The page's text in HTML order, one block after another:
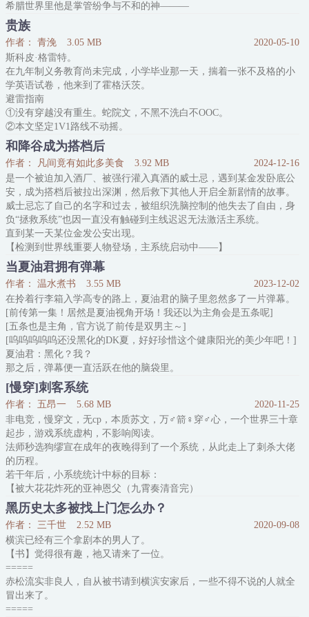
希腊世界里他是掌管纷争与不和的神———
所有的修罗场皆因他而起。
众神都想得到他，有他在的地方就有争夺。
综漫世界里他是邪气魔性的川上富江———
明面上是冰帝的校医，实际上却是酒厂的真正boss。
……
传说他始乱终弃了港黑的首领，转身又在众目睽睽之下吻了港黑的帽
子架。
……
传说他的异能力是
贵族
作者： 青浼 3.05 MB
2020-05-10
斯科皮·格雷特。
在九年制义务教育尚未完成，小学毕业那一天，揣着一张不及格的小
学英语试卷，他来到了霍格沃茨。
避雷指南
①没有穿越没有重生。蛇院文，不黑不洗白不OOC。
②本文坚定1V1路线不动摇。
③CP为DM/SG（Draco·Malfoy/Scorpio·Grater）
④没有修真没有修仙没有金手指，当然，也没有汤姆苏。
⑤欢迎跳坑。
内容标签： HP 魔法时刻 天之骄子
搜索关键字：主角：斯科皮·格雷特/德拉科·马尔福 ┃ 配角： ┃ 其
它：
和降谷成为搭档后
作者： 凡间竟有如此多美食 3.92 MB
2024-12-16
是一个被迫加入酒厂、被强行灌入真酒的威士忌，遇到某金发卧底公
安，成为搭档后被拉出深渊，然后救下其他人开启全新剧情的故事。
威士忌忘了自己的名字和过去，被组织洗脑控制的他失去了自由，身
负“拯救系统”也因一直没有触碰到主线迟迟无法激活主系统。
直到某一天某位金发公安出现。
【检测到世界线重要人物登场，主系统启动中——】
因为名柯原著动画而对金发公安抱有初始好感的威士忌，向卧底先生
展露出他毫无保留的信任，但零却对这份信任不知所措，却也无可奈
何。
（明明可以可以轻易逃脱，却被金发男人步步紧逼直至退到墙角
当夏油君拥有弹幕
作者： 温水煮书 3.55 MB
2023-12-02
在拎着行李箱入学高专的路上，夏油君的脑子里忽然多了一片弹幕。
[前传第一集！居然是夏油视角开场！我还以为主角会是五条呢]
[五条也是主角，官方说了前传是双男主～]
[呜呜呜呜呜还没黑化的DK夏，好好珍惜这个健康阳光的美少年吧！]
夏油君：黑化？我？
那之后，弹幕便一直活跃在他的脑袋里。
·
他第一次见五条时——
[最强组合第一次见面，合影！]
[呜呜呜呜呜呜又是为挚友组流泪的一天，我暴风哭泣]
[小杰，这可是你命中注定的One and only、灵魂伴侣啊！]
夏油君：嗯？灵魂伴侣
[慢穿]刺客系统
作者： 五昂一 5.68 MB
2020-11-25
非电竞，慢穿文，无cp，本质苏文，万♂箭♀穿♂心，一个世界三十章
起步，游戏系统虚构，不影响阅读。
法师秒选狗缪宣在成年的夜晚得到了一个系统，从此走上了刺杀大佬
的历程。
若干年后，小系统统计中标的目标：
【被大花花炸死的亚神恩父（九霄奏清音完）
被狙击枪狙死的联邦元首（爱深则责切完）
被小老虎咬死的吸血鬼首领（烈日猛虎行完）
被双刃捅肾捅死的医院鬼王（双刃裂鬼蜮完）
被长剑斩首而死的魔族魁首（朝阳白凤鸣完）
被轻剑重剑抡死的黑龙龙王（黑甲撼龙庭完）
被隐刃献祭性命的暗夜帝王（明光耀长夜完）
黑历史太多被找上门怎么办？
作者： 三千世 2.52 MB
2020-09-08
横滨已经有三个拿剧本的男人了。
【书】觉得很有趣，祂又请来了一位。
=====
赤松流实非良人，自从被书请到横滨安家后，一些不得不说的人就全
冒出来了。
=====